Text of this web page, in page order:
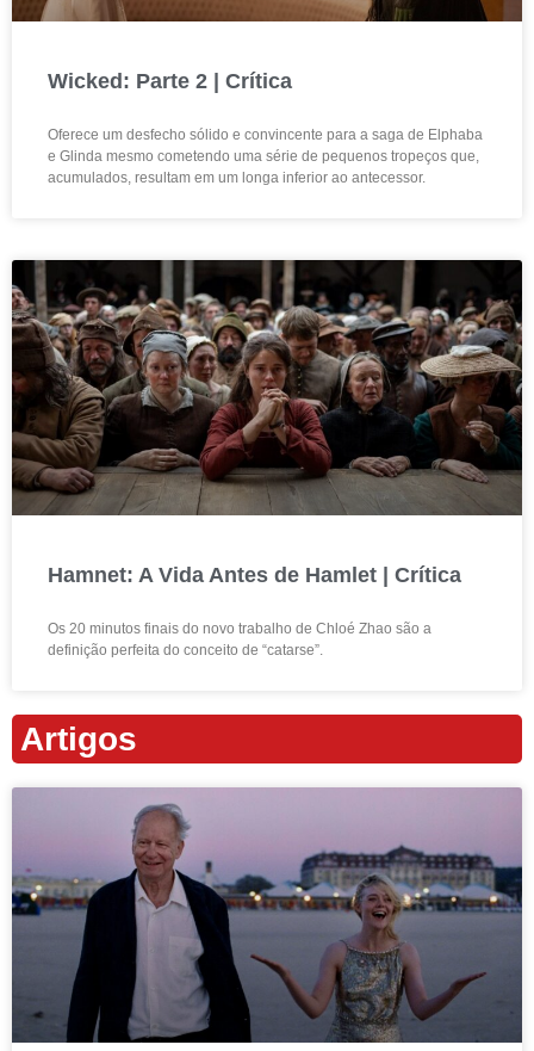
Wicked: Parte 2 | Crítica
Oferece um desfecho sólido e convincente para a saga de Elphaba
e Glinda mesmo cometendo uma série de pequenos tropeços que,
acumulados, resultam em um longa inferior ao antecessor.
Hamnet: A Vida Antes de Hamlet | Crítica
Os 20 minutos finais do novo trabalho de Chloé Zhao são a
definição perfeita do conceito de “catarse”.
Artigos